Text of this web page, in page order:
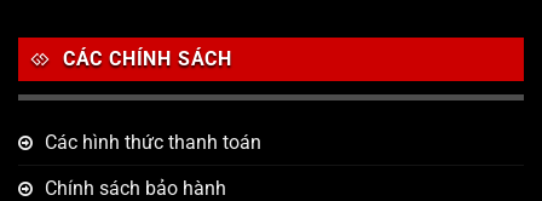
CÁC CHÍNH SÁCH
Các hình thức thanh toán
Chính sách bảo hành